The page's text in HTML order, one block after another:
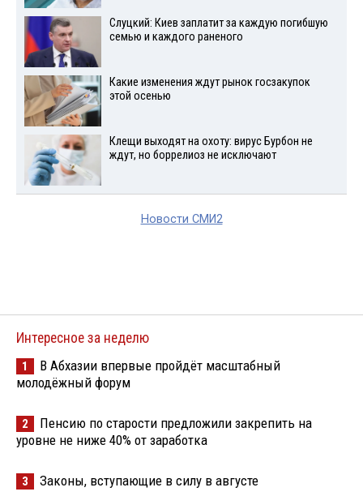
Слуцкий: Киев заплатит за каждую погибшую
семью и каждого раненого
Какие изменения ждут рынок госзакупок
этой осенью
Клещи выходят на охоту: вирус Бурбон не
ждут, но боррелиоз не исключают
Новости СМИ2
Интересное за неделю
1
В Абхазии впервые пройдёт масштабный
молодёжный форум
2
Пенсию по старости предложили закрепить на
уровне не ниже 40% от заработка
3 Законы, вступающие в силу в августе